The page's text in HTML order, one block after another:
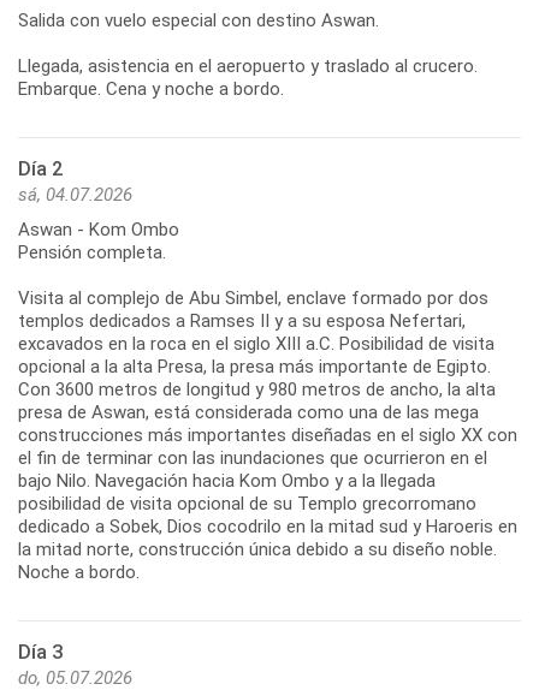
Salida con vuelo especial con destino Aswan.
Llegada, asistencia en el aeropuerto y traslado al crucero.
Embarque. Cena y noche a bordo.
Día 2
sá, 04.07.2026
Aswan - Kom Ombo
Pensión completa.
Visita al complejo de Abu Simbel, enclave formado por dos
templos dedicados a Ramses II y a su esposa Nefertari,
excavados en la roca en el siglo XIII a.C. Posibilidad de visita
opcional a la alta Presa, la presa más importante de Egipto.
Con 3600 metros de longitud y 980 metros de ancho, la alta
presa de Aswan, está considerada como una de las mega
construcciones más importantes diseñadas en el siglo XX con
el fin de terminar con las inundaciones que ocurrieron en el
bajo Nilo. Navegación hacia Kom Ombo y a la llegada
posibilidad de visita opcional de su Templo grecorromano
dedicado a Sobek, Dios cocodrilo en la mitad sud y Haroeris en
la mitad norte, construcción única debido a su diseño noble.
Noche a bordo.
Día 3
do, 05.07.2026